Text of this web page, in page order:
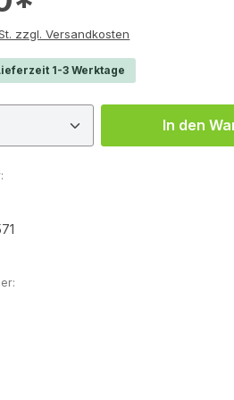
inkl. MwSt. zzgl. Versandkosten
1-3 Werktage
Anzahl: Gib denIn den